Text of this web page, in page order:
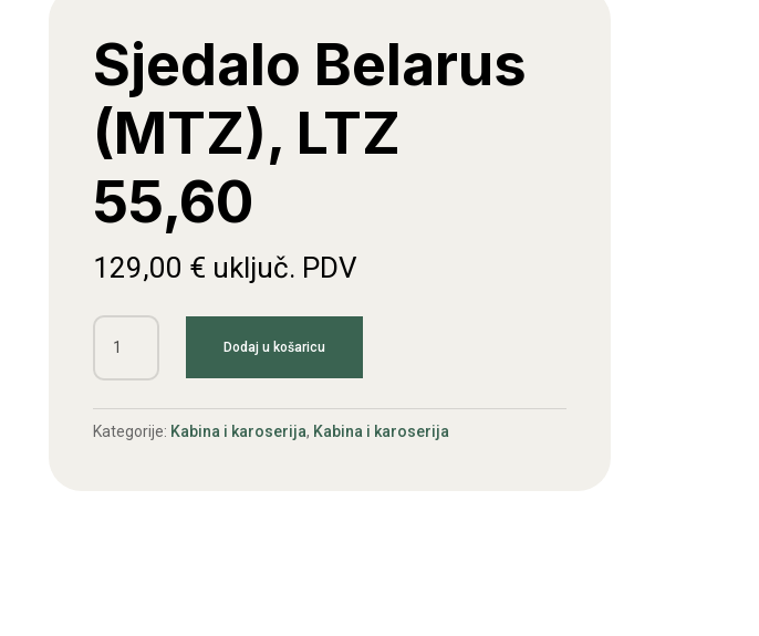
Sjedalo Belarus
(MTZ), LTZ
55,60
129,00 € uključ. PDV
Sjedalo
Belarus
LTZ
Dodaj u košaricu
Kategorije: Kabina i karoserija, Kabina i karoserija